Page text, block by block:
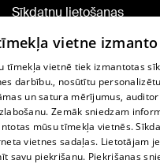
Sīkdatņu lietošanas
noteikumi
Komentāru pievienošana
TV programma
Līguma noteikumi
360 Ziņu kontakti
vietne
tīmekļa vietnē tiek izmantotas
darbību., nosūtītu
un satura mērījumus,
Zemāk sniedzam
mūsu tīmekļa vietnēs.
vietnes sadaļas. Lietotājam
savu piekrišanu. Piekrišanas